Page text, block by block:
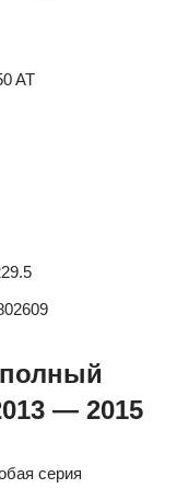
AT
полный
— 2015
серия